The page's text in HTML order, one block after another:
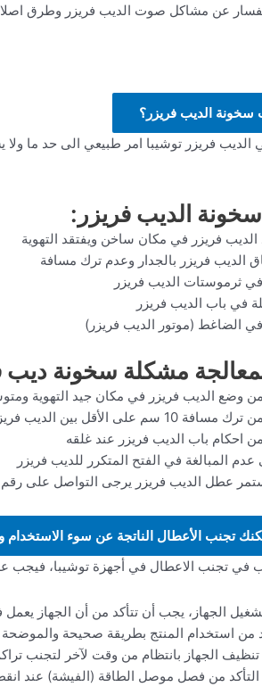
عن مشاكل صوت الديب فريزر وطرق
الديب فريزر؟
الديب فريزر توشيبا امر طبيعي الى حد ما
الديب فريزر:
الديب فريزر في مكان ساخن ويفتقد التهوية
الديب فريزر بالجدار وعدم ترك مسافة
ثرموستات الديب فريزر
في باب الديب فريزر
الضاغط (موتور الديب فريزر)
مشكلة سخونة ديب
وضع الديب فريزر في مكان جيد التهوية
10 سم على الأقل بين الديب فريزر والجدار
احكام باب الديب فريزر عند غلقه
المبالغة في الفتح المتكرر للديب فريزر
عطل الديب فريزر يرجى التواصل على رقم
تجنب الأعطال الناتجة عن سوء الاستخدام
في تجنب الاعطال في أجهزة توشيبا، فيجب
الجهاز، يجب أن تتأكد من أن الجهاز يعمل
من استخدام المنتج بطريقة صحيحة
الجهاز بانتظام من وقت لآخر لتجنب
من فصل موصل الطاقة (الفيشة) عند